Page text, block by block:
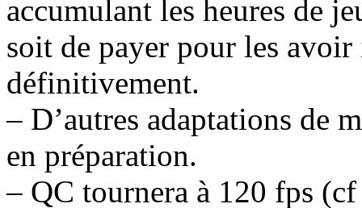
accumulant les heures de
soit de payer pour les
définitivement.
– D’autres adaptations de
en préparation.
– QC tournera à 120 fps